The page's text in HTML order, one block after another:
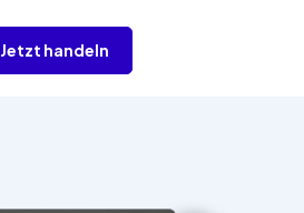
Jetzt handeln